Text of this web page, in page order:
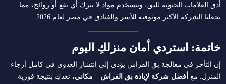
أدق العلامات الحيوية للبق، ونستخدم مواد لا تترك أي بقع أو روائح، مما
يجعلنا الشركة الأكثر موثوقية للأسر والفنادق في مصر لعام 2026.
خاتمة: استردي أمان منزلكِ اليوم
إن التأخر في معالجة بق الفراش يؤدي إلى انتشار العدوى في كامل أرجاء
المنزل. مع أفضل شركة لإبادة بق الفراش – مكاني، نعدكِ بنتيجة فورية